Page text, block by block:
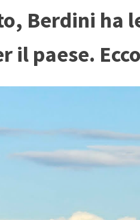
Berdini ha
il paese.